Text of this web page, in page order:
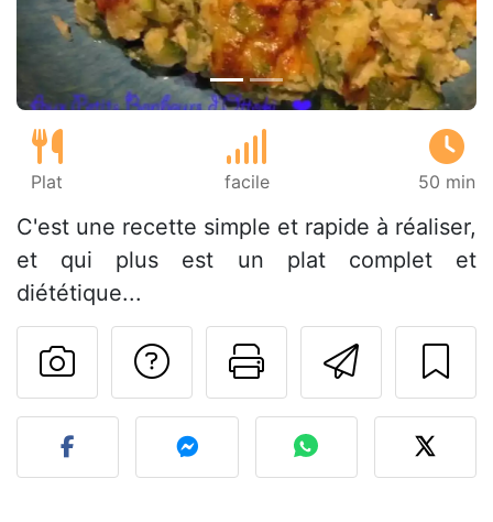
Plat facile 50 min
C'est une recette simple et rapide à réaliser,
et qui plus est un plat complet et
diététique...
Imprimer
Poser une
Publier votre photo de